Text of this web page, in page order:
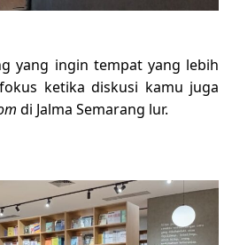
yang ingin tempat yang lebih
ketika diskusi kamu juga
di Jalma Semarang lur.